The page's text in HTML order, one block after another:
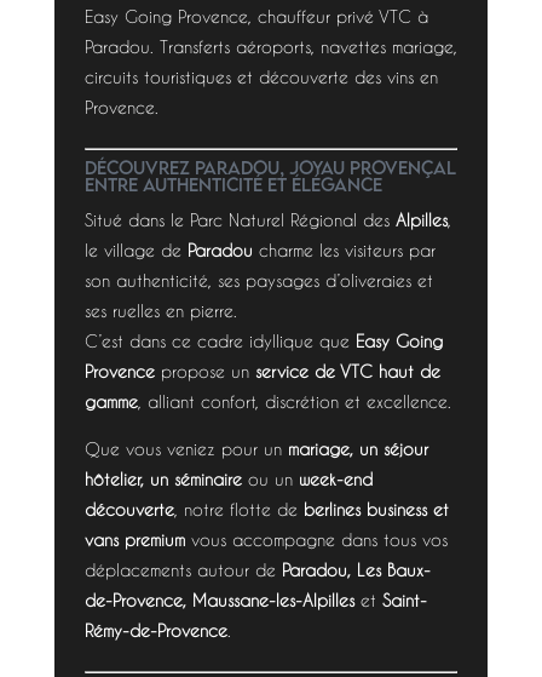
Easy Going Provence, chauffeur privé VTC à
Paradou. Transferts aéroports, navettes mariage,
circuits touristiques et découverte des vins en
Provence.
Découvrez Paradou, joyau provençal
entre authenticité et élégance
Situé dans le Parc Naturel Régional des Alpilles,
le village de Paradou charme les visiteurs par
son authenticité, ses paysages d’oliveraies et
ses ruelles en pierre.
C’est dans ce cadre idyllique que Easy Going
Provencepropose un service de VTC haut de
gamme, alliant confort, discrétion et excellence.
Que vous veniez pour un mariage, un séjour
hôtelier, un séminaireou un week-end
découverte, notre flotte de berlines business et
vans premiumvous accompagne dans tous vos
déplacements autour de Paradou, Les Baux-
de-Provence, Maussane-les-Alpilleset Saint-
Rémy-de-Provence.